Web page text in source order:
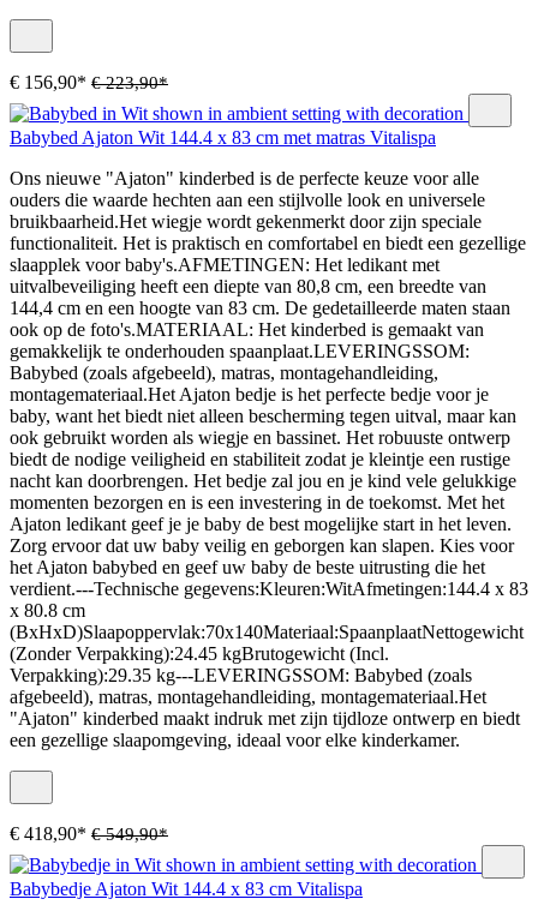
€ 156,90* € 223,90*
Babybed Ajaton Wit 144.4 x 83 cm met matras Vitalispa
Ons nieuwe "Ajaton" kinderbed is de perfecte keuze voor alle
ouders die waarde hechten aan een stijlvolle look en universele
bruikbaarheid.Het wiegje wordt gekenmerkt door zijn speciale
functionaliteit. Het is praktisch en comfortabel en biedt een gezellige
slaapplek voor baby's.AFMETINGEN: Het ledikant met
uitvalbeveiliging heeft een diepte van 80,8 cm, een breedte van
144,4 cm en een hoogte van 83 cm. De gedetailleerde maten staan
ook op de foto's.MATERIAAL: Het kinderbed is gemaakt van
gemakkelijk te onderhouden spaanplaat.LEVERINGSSOM:
Babybed (zoals afgebeeld), matras, montagehandleiding,
montagemateriaal.Het Ajaton bedje is het perfecte bedje voor je
baby, want het biedt niet alleen bescherming tegen uitval, maar kan
ook gebruikt worden als wiegje en bassinet. Het robuuste ontwerp
biedt de nodige veiligheid en stabiliteit zodat je kleintje een rustige
nacht kan doorbrengen. Het bedje zal jou en je kind vele gelukkige
momenten bezorgen en is een investering in de toekomst. Met het
Ajaton ledikant geef je je baby de best mogelijke start in het leven.
Zorg ervoor dat uw baby veilig en geborgen kan slapen. Kies voor
het Ajaton babybed en geef uw baby de beste uitrusting die het
verdient.---Technische gegevens:Kleuren:WitAfmetingen:144.4 x 83
x 80.8 cm
(BxHxD)Slaapoppervlak:70x140Materiaal:SpaanplaatNettogewicht
(Zonder Verpakking):24.45 kgBrutogewicht (Incl.
Verpakking):29.35 kg---LEVERINGSSOM: Babybed (zoals
afgebeeld), matras, montagehandleiding, montagemateriaal.Het
"Ajaton" kinderbed maakt indruk met zijn tijdloze ontwerp en biedt
een gezellige slaapomgeving, ideaal voor elke kinderkamer.
€ 418,90* € 549,90*
Babybedje Ajaton Wit 144.4 x 83 cm Vitalispa